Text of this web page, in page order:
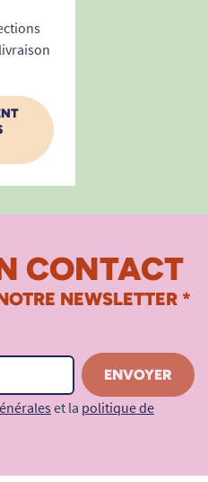
opportun.
Neutralizer™ : neutralise
testés et
de la peau.
en institution
un change complet ?
l’incontinence
CONTACT
NEWSLETTER *
et la politique de